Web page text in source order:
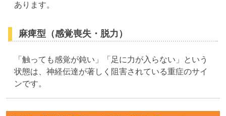
あります。
麻痺型（感覚喪失・脱力）
「触っても感覚が鈍い」「足に力が入らない」という
状態は、神経伝達が著しく阻害されている重症のサイ
ンです。